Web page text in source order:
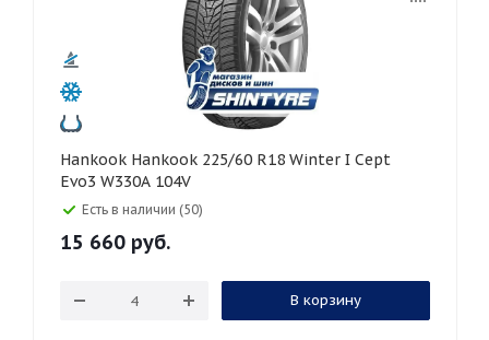
Hankook Hankook 225/60 R18 Winter I Cept
Evo3 W330A 104V
Есть в наличии (50)
15 660 руб.
В корзину